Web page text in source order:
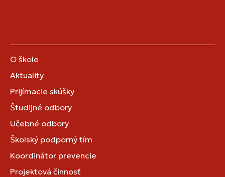
O škole
Aktuality
Prijímacie skúšky
Študijné odbory
Učebné odbory
Školský podporný tím
Koordinátor prevencie
Projektová činnosť